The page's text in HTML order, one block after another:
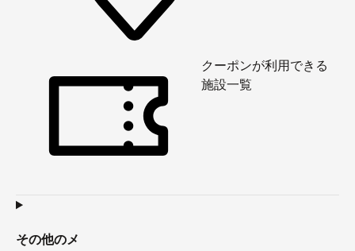
クーポンが利用できる
施設一覧
その他のメ